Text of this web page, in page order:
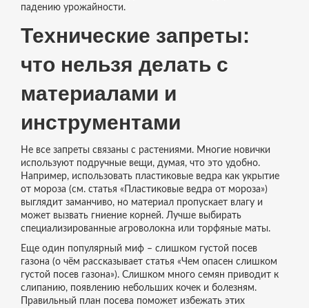
падению урожайности.
Технические запреты:
что нельзя делать с
материалами и
инструментами
Не все запреты связаны с растениями. Многие новички
используют подручные вещи, думая, что это удобно.
Например, использовать пластиковые ведра как укрытие
от мороза (см. статья «Пластиковые ведра от мороза»)
выглядит заманчиво, но материал пропускает влагу и
может вызвать гниение корней. Лучше выбирать
специализированные агроволокна или торфяные маты.
Еще один популярный миф – слишком густой посев
газона (о чём рассказывает статья «Чем опасен слишком
густой посев газона»). Слишком много семян приводит к
слипанию, появлению небольших кочек и болезням.
Правильный план посева поможет избежать этих